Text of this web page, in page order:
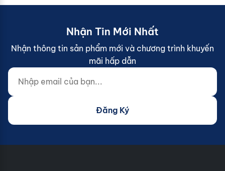
Nhận Tin Mới Nhất
Nhận thông tin sản phẩm mới và chương trình khuyến
mãi hấp dẫn
Nhập email của bạn...
Website (do not fill)
Đăng Ký